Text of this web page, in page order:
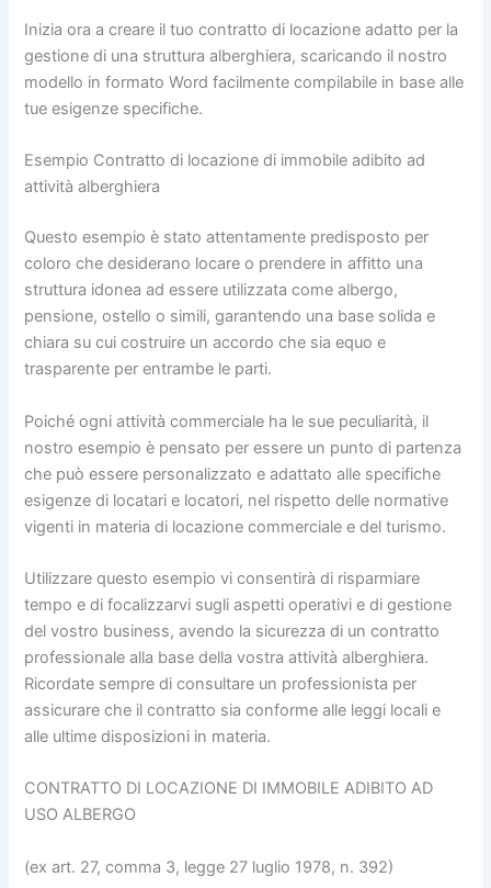
Inizia ora a creare il tuo contratto di locazione adatto per la
gestione di una struttura alberghiera, scaricando il nostro
modello in formato Word facilmente compilabile in base alle
tue esigenze specifiche.
Esempio Contratto di locazione di immobile adibito ad
attività alberghiera
Questo esempio è stato attentamente predisposto per
coloro che desiderano locare o prendere in affitto una
struttura idonea ad essere utilizzata come albergo,
pensione, ostello o simili, garantendo una base solida e
chiara su cui costruire un accordo che sia equo e
trasparente per entrambe le parti.
Poiché ogni attività commerciale ha le sue peculiarità, il
nostro esempio è pensato per essere un punto di partenza
che può essere personalizzato e adattato alle specifiche
esigenze di locatari e locatori, nel rispetto delle normative
vigenti in materia di locazione commerciale e del turismo.
Utilizzare questo esempio vi consentirà di risparmiare
tempo e di focalizzarvi sugli aspetti operativi e di gestione
del vostro business, avendo la sicurezza di un contratto
professionale alla base della vostra attività alberghiera.
Ricordate sempre di consultare un professionista per
assicurare che il contratto sia conforme alle leggi locali e
alle ultime disposizioni in materia.
CONTRATTO DI LOCAZIONE DI IMMOBILE ADIBITO AD
USO ALBERGO
(ex art. 27, comma 3, legge 27 luglio 1978, n. 392)